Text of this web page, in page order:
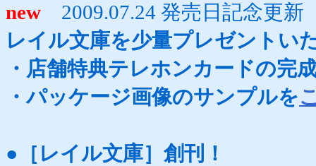
new
2009.07.24 発売日記念更新
レイル文庫を少量プレゼントい
・店舗特典テレホンカードの完
・パッケージ画像のサンプルを
●［レイル文庫］創刊！